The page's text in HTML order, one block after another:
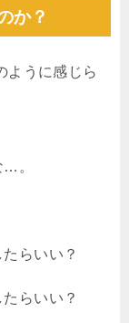
か？
ように感じら
…。
らいい？
らいい？